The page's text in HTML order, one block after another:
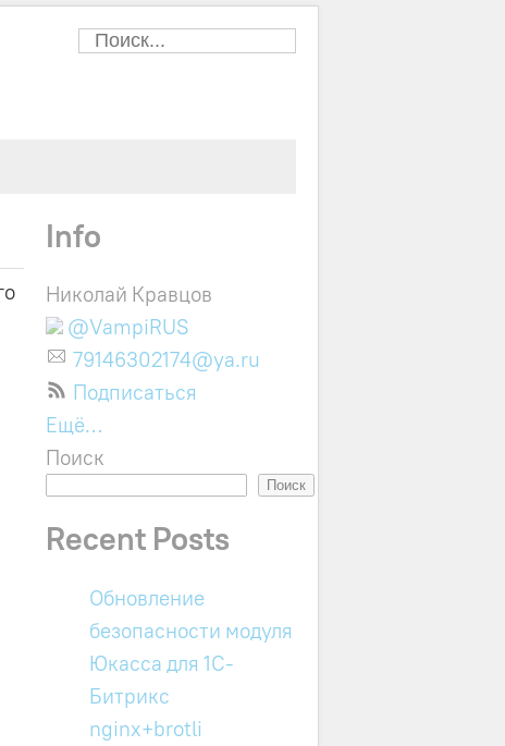
Info
Николай Кравцов
@VampiRUS
79146302174@ya.ru
Подписаться
Ещё…
Поиск
Поиск
Recent Posts
Обновление
безопасности модуля
Юкасса для 1C-
Битрикс
nginx+brotli